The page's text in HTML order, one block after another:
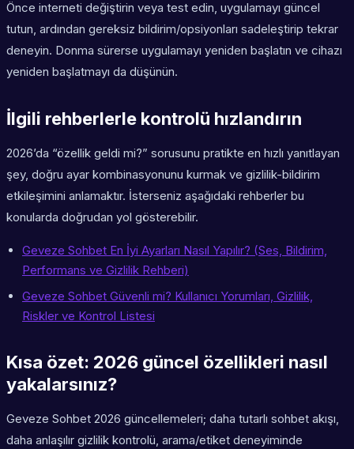
Önce interneti değiştirin veya test edin, uygulamayı güncel
tutun, ardından gereksiz bildirim/opsiyonları sadeleştirip tekrar
deneyin. Donma sürerse uygulamayı yeniden başlatın ve cihazı
yeniden başlatmayı da düşünün.
İlgili rehberlerle kontrolü hızlandırın
2026’da “özellik geldi mi?” sorusunu pratikte en hızlı yanıtlayan
şey, doğru ayar kombinasyonunu kurmak ve gizlilik-bildirim
etkileşimini anlamaktır. İsterseniz aşağıdaki rehberler bu
konularda doğrudan yol gösterebilir.
Geveze Sohbet En İyi Ayarları Nasıl Yapılır? (Ses, Bildirim,
Performans ve Gizlilik Rehberi)
Geveze Sohbet Güvenli mi? Kullanıcı Yorumları, Gizlilik,
Riskler ve Kontrol Listesi
Kısa özet: 2026 güncel özellikleri nasıl
yakalarsınız?
Geveze Sohbet 2026 güncellemeleri; daha tutarlı sohbet akışı,
daha anlaşılır gizlilik kontrolü, arama/etiket deneyiminde